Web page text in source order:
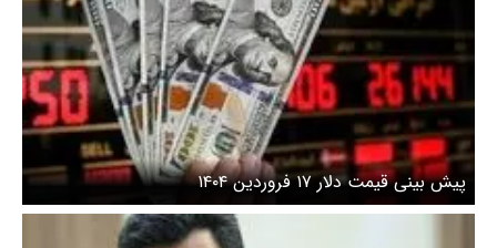
پیش بینی قیمت دلار ۱۷ فروردین ۱۴۰۴